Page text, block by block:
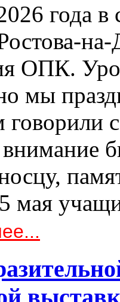
года
ОПК.
мы
говорили
мая